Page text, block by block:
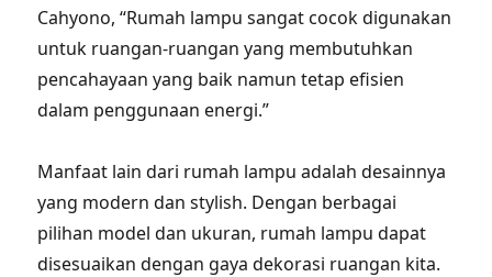
Cahyono, “Rumah lampu sangat cocok digunakan
untuk ruangan-ruangan yang membutuhkan
pencahayaan yang baik namun tetap efisien
dalam penggunaan energi.”
Manfaat lain dari rumah lampu adalah desainnya
yang modern dan stylish. Dengan berbagai
pilihan model dan ukuran, rumah lampu dapat
disesuaikan dengan gaya dekorasi ruangan kita.